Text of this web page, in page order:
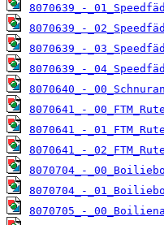
8070639_-
8070639_-
8070639_-
8070639_-
8070640_-
8070641_-
8070641_-
8070641_-
8070704_-
8070704_-
8070705_-